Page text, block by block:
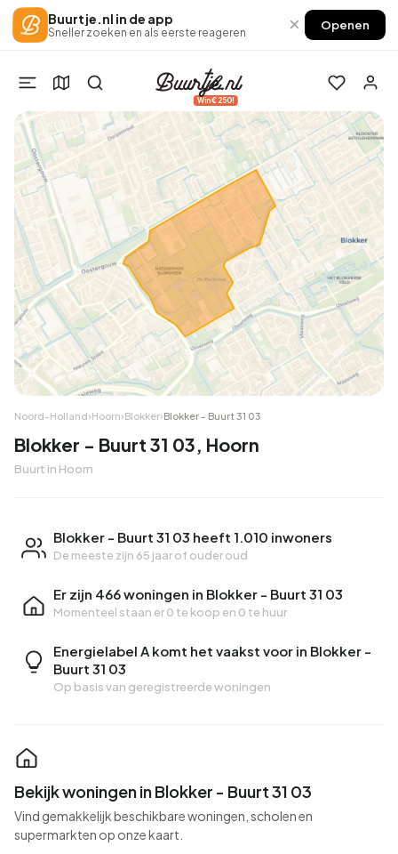
Buurtje.nl in de app
Sneller zoeken en als eerste reageren × Openen
Win €250!
Noord-Holland›Hoorn›Blokker›Blokker - Buurt 31 03
Blokker - Buurt 31 03, Hoorn
Buurt in Hoorn
Blokker - Buurt 31 03 heeft 1.010 inwoners
De meeste zijn 65 jaar of ouder oud
Er zijn 466 woningen in Blokker - Buurt 31 03
Momenteel staan er0 te koop en 0 te huur
Energielabel A komt het vaakst voor in Blokker -
Buurt 31 03
Op basis van geregistreerde woningen
Bekijk woningen in Blokker - Buurt 31 03
Vind gemakkelijk beschikbare woningen, scholen en
supermarkten op onze kaart.